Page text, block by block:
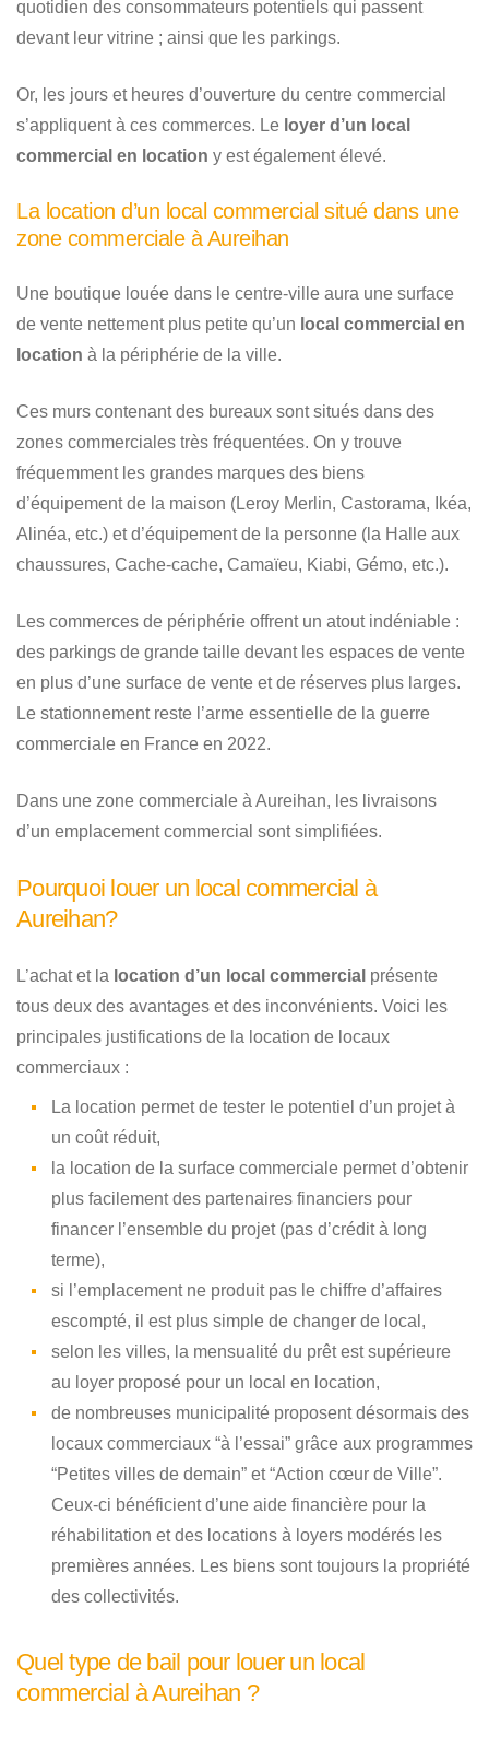
quotidien des consommateurs potentiels qui passent
devant leur vitrine ; ainsi que les parkings.
Or, les jours et heures d’ouverture du centre commercial
s’appliquent à ces commerces. Le loyer d’un local
commercial en location y est également élevé.
La location d’un local commercial situé dans une
zone commerciale à Aureihan
Une boutique louée dans le centre-ville aura une surface
de vente nettement plus petite qu’un local commercial en
location à la périphérie de la ville.
Ces murs contenant des bureaux sont situés dans des
zones commerciales très fréquentées. On y trouve
fréquemment les grandes marques des biens
d’équipement de la maison (Leroy Merlin, Castorama, Ikéa,
Alinéa, etc.) et d’équipement de la personne (la Halle aux
chaussures, Cache-cache, Camaïeu, Kiabi, Gémo, etc.).
Les commerces de périphérie offrent un atout indéniable :
des parkings de grande taille devant les espaces de vente
en plus d’une surface de vente et de réserves plus larges.
Le stationnement reste l’arme essentielle de la guerre
commerciale en France en 2022.
Dans une zone commerciale à Aureihan, les livraisons
d’un emplacement commercial sont simplifiées.
Pourquoi louer un local commercial à
Aureihan?
L’achat et la location d’un local commercial présente
tous deux des avantages et des inconvénients. Voici les
principales justifications de la location de locaux
commerciaux :
La location permet de tester le potentiel d’un projet à
un coût réduit,
la location de la surface commerciale permet d’obtenir
plus facilement des partenaires financiers pour
financer l’ensemble du projet (pas d’crédit à long
terme),
si l’emplacement ne produit pas le chiffre d’affaires
escompté, il est plus simple de changer de local,
selon les villes, la mensualité du prêt est supérieure
au loyer proposé pour un local en location,
de nombreuses municipalité proposent désormais des
locaux commerciaux “à l’essai” grâce aux programmes
“Petites villes de demain” et “Action cœur de Ville”.
Ceux-ci bénéficient d’une aide financière pour la
réhabilitation et des locations à loyers modérés les
premières années. Les biens sont toujours la propriété
des collectivités.
Quel type de bail pour louer un local
commercial à Aureihan ?